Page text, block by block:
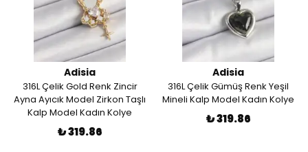
Adisia
316L Çelik Gold Renk Zincir
Ayna Ayıcık Model Zirkon Taşlı
Kalp Model Kadın Kolye
₺ 319.86
Adisia
316L Çelik Gümüş Renk Yeşil
Mineli Kalp Model Kadın Kolye
₺ 319.86